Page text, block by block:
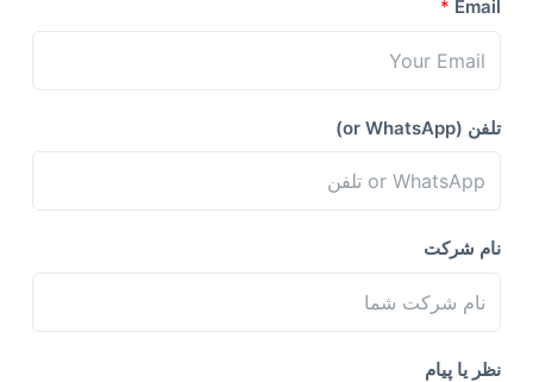
Email
*
تلفن (or WhatsApp)
نام شرکت
نظر یا پیام